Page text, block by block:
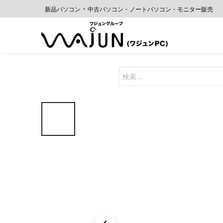
新品パソコン ・ 中古パソコン・ノートパソコン・モニター販売